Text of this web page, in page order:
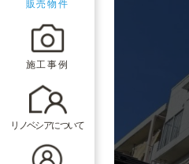
販売物件
施工事例
リノベシアについて